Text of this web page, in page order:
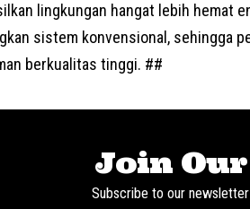
lingkungan hangat lebih hemat
sistem konvensional, sehingga
berkualitas tinggi. ##
Join
Subscribe to our